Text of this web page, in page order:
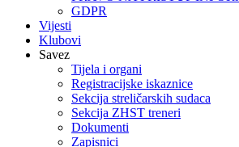
GDPR
Vijesti
Klubovi
Savez
Tijela i organi
Registracijske iskaznice
Sekcija streličarskih sudaca
Sekcija ZHST treneri
Dokumenti
Zapisnici